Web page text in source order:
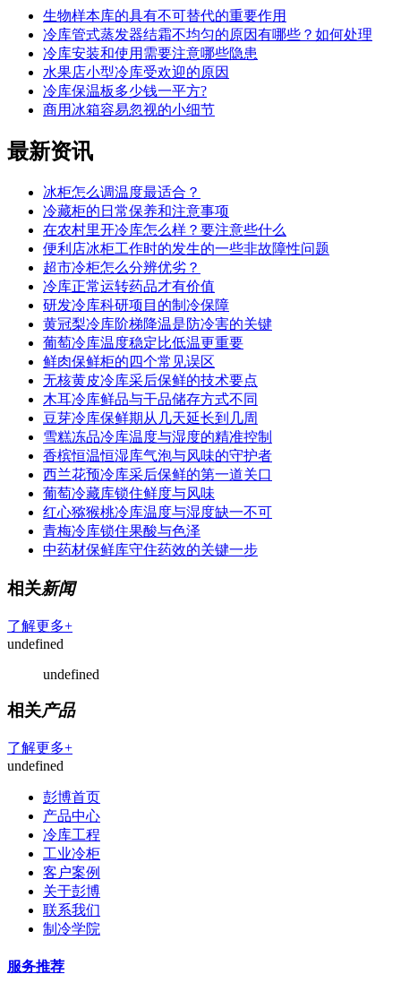
生物样本库的具有不可替代的重要作用
冷库管式蒸发器结霜不均匀的原因有哪些？如何处理
冷库安装和使用需要注意哪些隐患
水果店小型冷库受欢迎的原因
冷库保温板多少钱一平方?
商用冰箱容易忽视的小细节
最新资讯
冰柜怎么调温度最适合？
冷藏柜的日常保养和注意事项
在农村里开冷库怎么样？要注意些什么
便利店冰柜工作时的发生的一些非故障性问题
超市冷柜怎么分辨优劣？
冷库正常运转药品才有价值
研发冷库科研项目的制冷保障
黄冠梨冷库阶梯降温是防冷害的关键
葡萄冷库温度稳定比低温更重要
鲜肉保鲜柜的四个常见误区
无核黄皮冷库采后保鲜的技术要点
木耳冷库鲜品与干品储存方式不同
豆芽冷库保鲜期从几天延长到几周
雪糕冻品冷库温度与湿度的精准控制
香槟恒温恒湿库气泡与风味的守护者
西兰花预冷库采后保鲜的第一道关口
葡萄冷藏库锁住鲜度与风味
红心猕猴桃冷库温度与湿度缺一不可
青梅冷库锁住果酸与色泽
中药材保鲜库守住药效的关键一步
相关新闻
了解更多+
undefined
undefined
相关产品
了解更多+
undefined
彭博首页
产品中心
冷库工程
工业冷柜
客户案例
关于彭博
联系我们
制冷学院
服务推荐